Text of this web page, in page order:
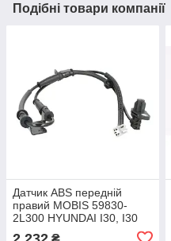
Подібні товари компанії
Датчик ABS передній
правий MOBIS 59830-
2L300 HYUNDAI I30, I30